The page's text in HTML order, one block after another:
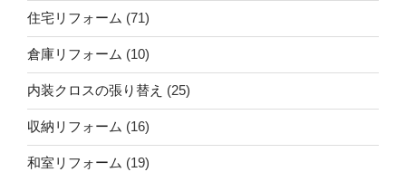
住宅リフォーム (71)
倉庫リフォーム (10)
内装クロスの張り替え (25)
収納リフォーム (16)
和室リフォーム (19)